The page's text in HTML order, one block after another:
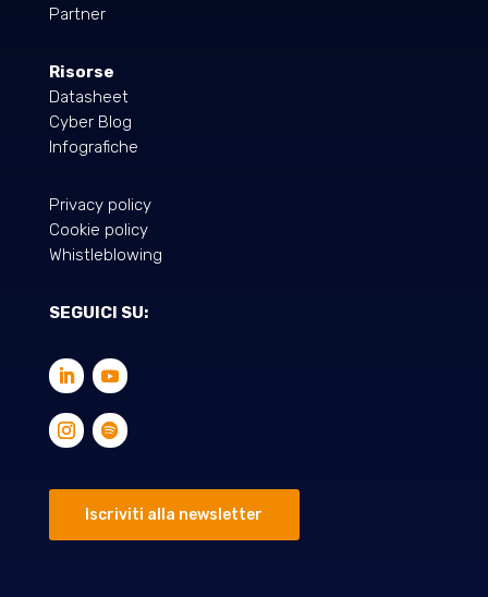
Partner
Risorse
Datasheet
Cyber Blog
Infografiche
Privacy policy
Cookie policy
Whistleblowing
SEGUICI SU:
Iscriviti alla newsletter